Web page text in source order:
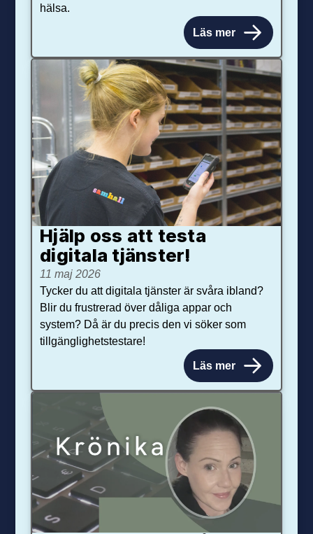
hälsa.
Läs mer
Hjälp oss att testa
digitala tjänster!
11 maj 2026
Tycker du att digitala tjänster är svåra ibland?
Blir du frustrerad över dåliga appar och
system? Då är du precis den vi söker som
tillgänglighetstestare!
Läs mer